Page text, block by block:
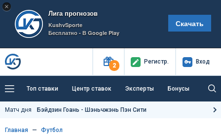
×
Лига прогнозов
KushvSporte
Бесплатно - В Google Play
Скачать
2
Регистр. Вход
Топ ставки Центр ставок Эксперты Бонусы
Тренды Букмекеры Пресс-центр
Как тут заработать?
Матч дня Бэйдзин Гоань - Шэньчжэнь Пэн Сити
Главная
Футбол